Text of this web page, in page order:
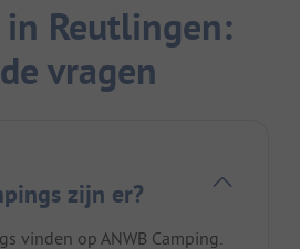
Reutlingen:
vragen
zijn er?
vinden op ANWB Camping.